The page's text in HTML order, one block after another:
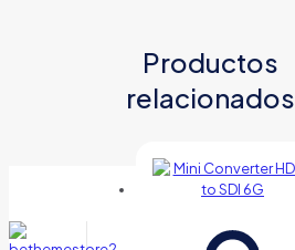
Productos
relacionados